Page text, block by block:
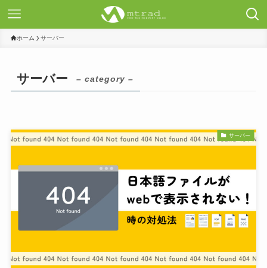
ホーム サーバー
サーバー – category –
サーバー